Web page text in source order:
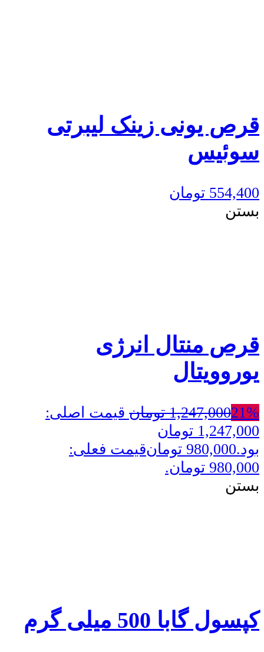
قرص یونی زینک لیبرتی
سوئیس
554,400 تومان
بستن
قرص منتال انرژی
یوروویتال
21%
1,247,000 تومان قیمت اصلی:
1,247,000 تومان
بود.980,000 تومانقیمت فعلی:
980,000 تومان.
بستن
کپسول گابا 500 میلی گرم